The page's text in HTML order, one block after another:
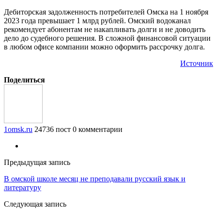
Дебиторская задолженность потребителей Омска на 1 ноября
2023 года превышает 1 млрд рублей. Омский водоканал
рекомендует абонентам не накапливать долги и не доводить
дело до судебного решения. В сложной финансовой ситуации
в любом офисе компании можно оформить рассрочку долга.
Источник
Поделиться
1omsk.ru 24736 пост 0 комментарии
Предыдущая запись
В омской школе месяц не преподавали русский язык и
литературу
Следующая запись